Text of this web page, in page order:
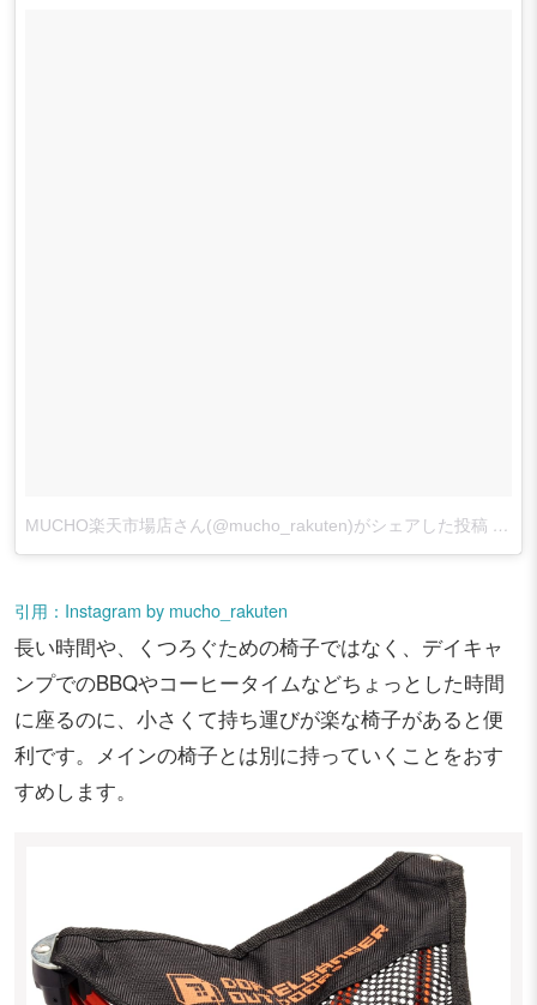
MUCHO楽天市場店さん(@mucho_rakuten)がシェアした投稿
引用：Instagram by mucho_rakuten
長い時間や、くつろぐための椅子ではなく、デイキャ
ンプでのBBQやコーヒータイムなどちょっとした時間
に座るのに、小さくて持ち運びが楽な椅子があると便
利です。メインの椅子とは別に持っていくことをおす
すめします。